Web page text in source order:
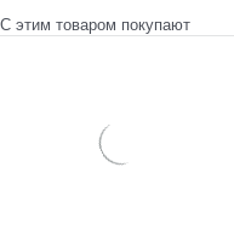
С этим товаром покупают